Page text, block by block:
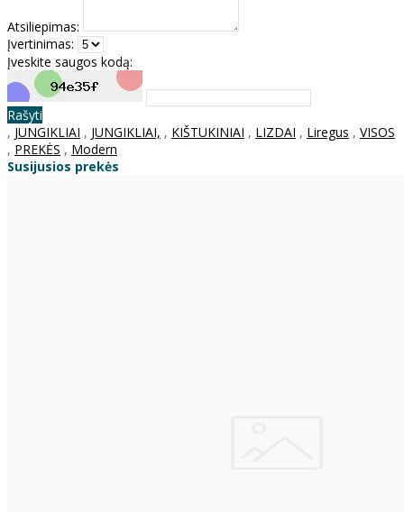
Atsiliepimas:
Įvertinimas:
Įveskite saugos kodą:
Rašyti
, JUNGIKLIAI , JUNGIKLIAI, , KIŠTUKINIAI , LIZDAI , Liregus , VISOS
, PREKĖS , Modern
Susijusios prekės